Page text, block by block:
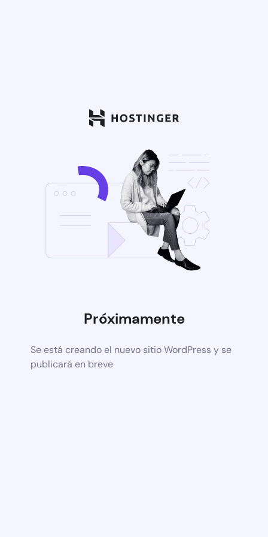
Próximamente
Se está creando el nuevo sitio WordPress y se
publicará en breve